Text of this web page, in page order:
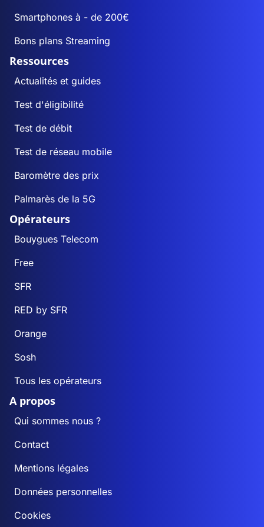
Smartphones à - de 200€
Bons plans Streaming
Ressources
Actualités et guides
Test d'éligibilité
Test de débit
Test de réseau mobile
Baromètre des prix
Palmarès de la 5G
Opérateurs
Bouygues Telecom
Free
SFR
RED by SFR
Orange
Sosh
Tous les opérateurs
A propos
Qui sommes nous ?
Contact
Mentions légales
Données personnelles
Cookies